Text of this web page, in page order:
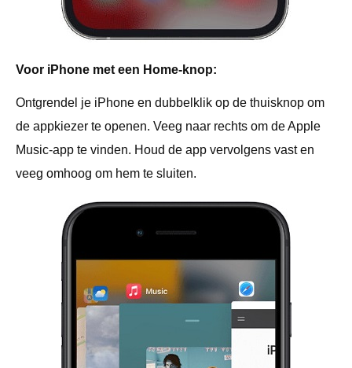
Voor iPhone met een Home-knop:
Ontgrendel je iPhone en dubbelklik op de thuisknop om
de appkiezer te openen. Veeg naar rechts om de Apple
Music-app te vinden. Houd de app vervolgens vast en
veeg omhoog om hem te sluiten.